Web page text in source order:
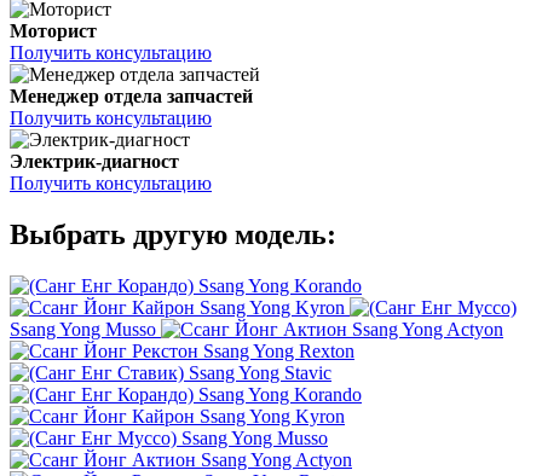
Моторист
Получить консультацию
Менеджер отдела запчастей
Получить консультацию
Электрик-диагност
Получить консультацию
Выбрать другую модель:
Ssang Yong Korando
Ssang Yong Kyron
Ssang Yong Musso
Ssang Yong Actyon
Ssang Yong Rexton
Ssang Yong Stavic
Ssang Yong Korando
Ssang Yong Kyron
Ssang Yong Musso
Ssang Yong Actyon